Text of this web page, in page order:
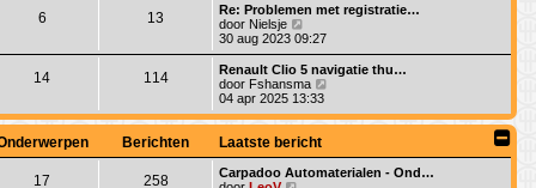
6 13
Re: Problemen met registratie…
door Nielsje
e
k
i
j
k
a
a
t
s
t
30 aug 2023 09:27
14 114
Renault Clio 5 navigatie thu…
door Fshansma
k
i
k
l
04 apr 2025 13:33
Berichten Laatste bericht
17 258
Carpadoo Automaterialen - Ond…